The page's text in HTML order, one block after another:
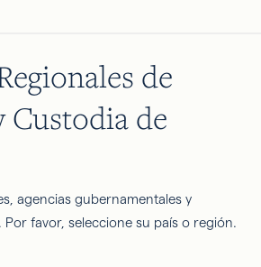
de
de
agencias gubernamentales y
Por favor, seleccione su país o región.